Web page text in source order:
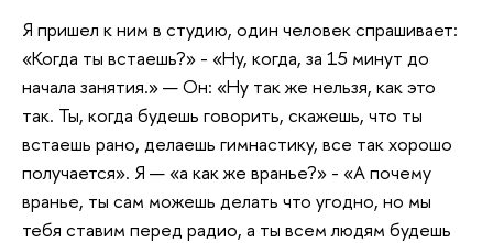
Я пришел к ним в студию, один человек спрашивает:
«Когда ты встаешь?» - «Ну, когда, за 15 минут до
начала занятия.» — Он: «Ну так же нельзя, как это
так. Ты, когда будешь говорить, скажешь, что ты
встаешь рано, делаешь гимнастику, все так хорошо
получается». Я — «а как же вранье?» - «А почему
вранье, ты сам можешь делать что угодно, но мы
тебя ставим перед радио, а ты всем людям будешь